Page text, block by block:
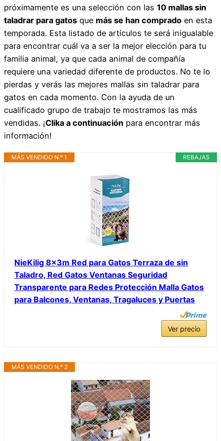
próximamente es una selección con las 10 mallas sin
taladrar para gatos que más se han comprado en esta
temporada. Esta listado de artículos te será inigualable
para encontrar cuál va a ser la mejor elección para tu
familia animal, ya que cada animal de compañía
requiere una variedad diferente de productos. No te lo
pierdas y verás las mejores mallas sin taladrar para
gatos en cada momento. Con la ayuda de un
cualificado grupo de trabajo te mostramos las más
vendidas. ¡Clika a continuación para encontrar más
información!
REBAJAS
MÁS VENDIDO N.º 1
NieKilig 8x3m Red para Gatos Terraza de sin
Taladro, Red Gatos Ventanas Seguridad
Transparente para Redes Protección Malla Gatos
para Balcones, Ventanas, Tragaluces y Puertas
Ver precio
MÁS VENDIDO N.º 2